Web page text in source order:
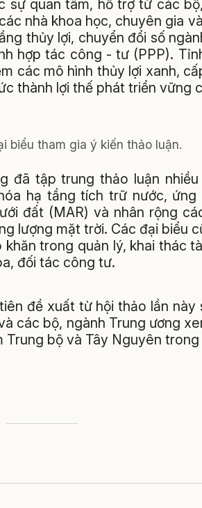
sự quan tâm, hỗ trợ từ các
nhà khoa học, chuyên gia
thủy lợi, chuyển đổi số
hợp tác công - tư (PPP).
các mô hình thủy lợi xanh,
thành lợi thế phát triển vững
biểu tham gia ý kiến thảo luận.
đã tập trung thảo luận
hạ tầng tích trữ nước,
đất (MAR) và nhân rộng
lượng mặt trời. Các đại biểu
trong quản lý, khai thác
đối tác công tư.
đề xuất từ hội thảo lần
các bộ, ngành Trung ương
bộ và Tây Nguyên trong